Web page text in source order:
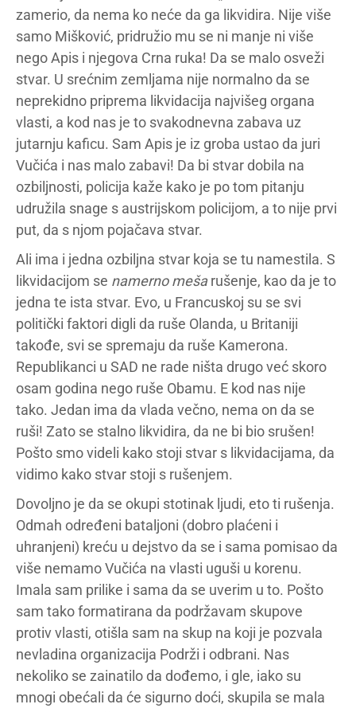
zamerio, da nema ko neće da ga likvidira. Nije više
samo Mišković, pridružio mu se ni manje ni više
nego Apis i njegova Crna ruka! Da se malo osveži
stvar. U srećnim zemljama nije normalno da se
neprekidno priprema likvidacija najvišeg organa
vlasti, a kod nas je to svakodnevna zabava uz
jutarnju kaficu. Sam Apis je iz groba ustao da juri
Vučića i nas malo zabavi! Da bi stvar dobila na
ozbiljnosti, policija kaže kako je po tom pitanju
udružila snage s austrijskom policijom, a to nije prvi
put, da s njom pojačava stvar.
Ali ima i jedna ozbiljna stvar koja se tu namestila. S
likvidacijom se namerno mešarušenje, kao da je to
jedna te ista stvar. Evo, u Francuskoj su se svi
politički faktori digli da ruše Olanda, u Britaniji
takođe, svi se spremaju da ruše Kamerona.
Republikanci u SAD ne rade ništa drugo već skoro
osam godina nego ruše Obamu. E kod nas nije
tako. Jedan ima da vlada večno, nema on da se
ruši! Zato se stalno likvidira, da ne bi bio srušen!
Pošto smo videli kako stoji stvar s likvidacijama, da
vidimo kako stvar stoji s rušenjem.
Dovoljno je da se okupi stotinak ljudi, eto ti rušenja.
Odmah određeni bataljoni (dobro plaćeni i
uhranjeni) kreću u dejstvo da se i sama pomisao da
više nemamo Vučića na vlasti uguši u korenu.
Imala sam prilike i sama da se uverim u to. Pošto
sam tako formatirana da podržavam skupove
protiv vlasti, otišla sam na skup na koji je pozvala
nevladina organizacija Podrži i odbrani. Nas
nekoliko se zainatilo da dođemo, i gle, iako su
mnogi obećali da će sigurno doći, skupila se mala